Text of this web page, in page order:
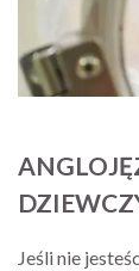
Jeśli nie